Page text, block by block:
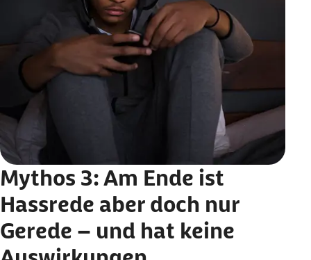
Mythos 3: Am Ende ist
Hassrede aber doch nur
Gerede – und hat keine